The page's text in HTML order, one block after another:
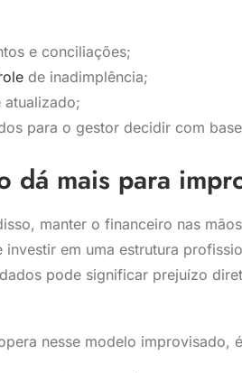
e conciliações;
de inadimplência;
atualizado;
para o gestor decidir com
dá mais para
manter o financeiro nas
investir em uma estrutura
pode significar prejuízo
nesse modelo improvisado,